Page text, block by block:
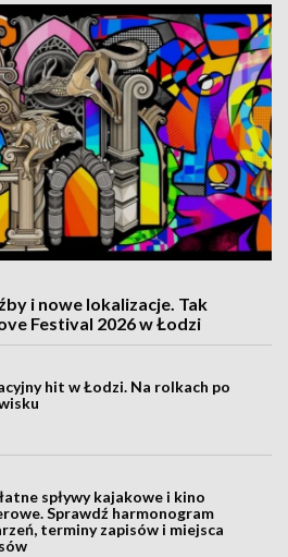
i nowe lokalizacje. Tak
Festival 2026 w Łodzi
hit w Łodzi. Na rolkach po
spływy kajakowe i kino
Sprawdź harmonogram
terminy zapisów i miejsca